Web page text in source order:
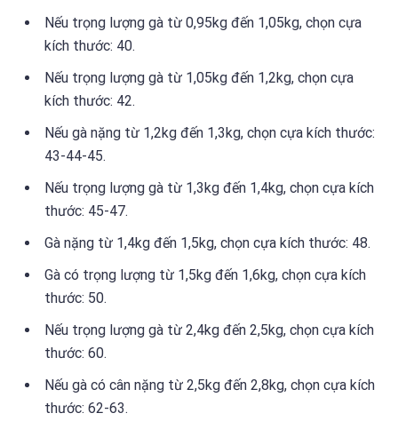
Nếu trọng lượng gà từ 0,95kg đến 1,05kg, chọn cựa
kích thước: 40.
Nếu trọng lượng gà từ 1,05kg đến 1,2kg, chọn cựa
kích thước: 42.
Nếu gà nặng từ 1,2kg đến 1,3kg, chọn cựa kích thước:
43-44-45.
Nếu trọng lượng gà từ 1,3kg đến 1,4kg, chọn cựa kích
thước: 45-47.
Gà nặng từ 1,4kg đến 1,5kg, chọn cựa kích thước: 48.
Gà có trọng lượng từ 1,5kg đến 1,6kg, chọn cựa kích
thước: 50.
Nếu trọng lượng gà từ 2,4kg đến 2,5kg, chọn cựa kích
thước: 60.
Nếu gà có cân nặng từ 2,5kg đến 2,8kg, chọn cựa kích
thước: 62-63.